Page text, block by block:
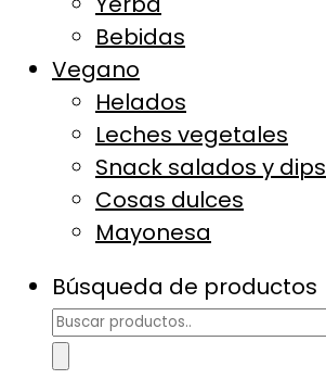
Bebidas
Vegano
Helados
Leches vegetales
Snack salados y dips
Cosas dulces
Mayonesa
Búsqueda de productos